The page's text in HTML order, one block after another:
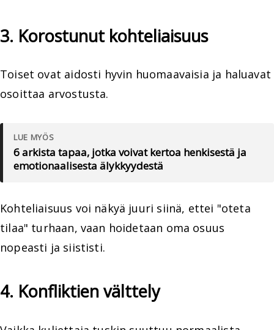
3. Korostunut kohteliaisuus
Toiset ovat aidosti hyvin huomaavaisia ja haluavat
osoittaa arvostusta.
LUE MYÖS
6 arkista tapaa, jotka voivat kertoa henkisestä ja
emotionaalisesta älykkyydestä
Kohteliaisuus voi näkyä juuri siinä, ettei "oteta
tilaa" turhaan, vaan hoidetaan oma osuus
nopeasti ja siististi.
4. Konfliktien välttely